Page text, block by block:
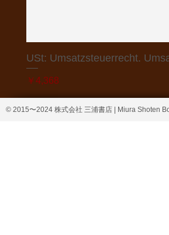
USt: Umsatzsteuerrecht.
価格
￥4,368
© 2015〜2024 株式会社 三浦書店 | Miura Shoten